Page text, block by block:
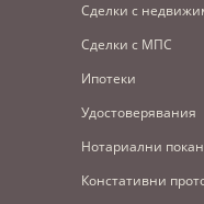
Сделки с
Сделки с МПС
Ипотеки
Удостоверявания
Нотариални
Констативни